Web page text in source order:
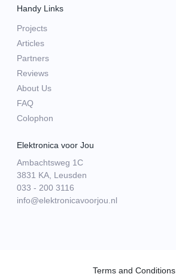
Handy Links
Projects
Articles
Partners
Reviews
About Us
FAQ
Colophon
Elektronica voor Jou
Ambachtsweg 1C
3831 KA, Leusden
033 - 200 3116
info@elektronicavoorjou.nl
Terms and Conditions